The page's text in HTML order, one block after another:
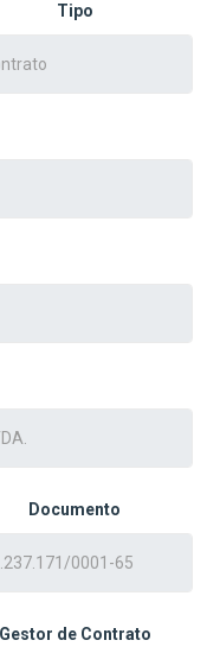
Tipo
Documento
Gestor de Contrato